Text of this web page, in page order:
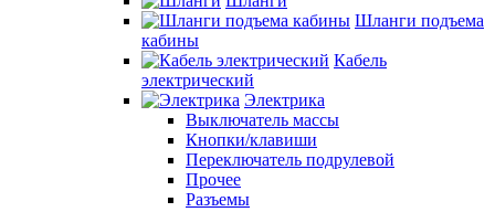
Шланги подъема
кабины
Кабель
электрический
Электрика
Выключатель массы
Кнопки/клавиши
Переключатель подрулевой
Прочее
Разъемы